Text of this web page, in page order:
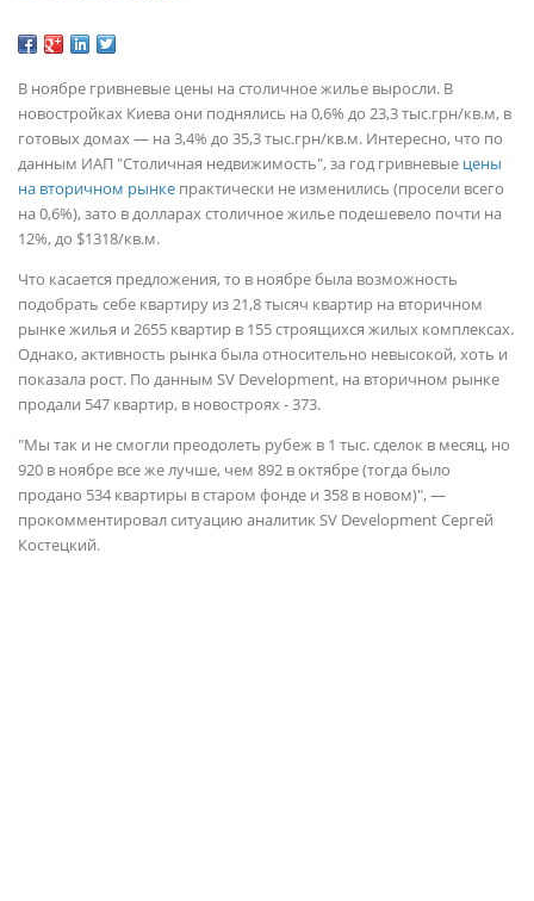
В ноябре гривневые цены на столичное жилье выросли. В
новостройках Киева они поднялись на 0,6% до 23,3 тыс.грн/кв.м, в
готовых домах — на 3,4% до 35,3 тыс.грн/кв.м. Интересно, что по
данным ИАП "Столичная недвижимость", за год гривневые цены
на вторичном рынке практически не изменились (просели всего
на 0,6%), зато в долларах столичное жилье подешевело почти на
12%, до $1318/кв.м.
Что касается предложения, то в ноябре была возможность
подобрать себе квартиру из 21,8 тысяч квартир на вторичном
рынке жилья и 2655 квартир в 155 строящихся жилых комплексах.
Однако, активность рынка была относительно невысокой, хоть и
показала рост. По данным SV Development, на вторичном рынке
продали 547 квартир, в новостроях - 373.
"Мы так и не смогли преодолеть рубеж в 1 тыс. сделок в месяц, но
920 в ноябре все же лучше, чем 892 в октябре (тогда было
продано 534 квартиры в старом фонде и 358 в новом)", —
прокомментировал ситуацию аналитик SV Development Сергей
Костецкий.